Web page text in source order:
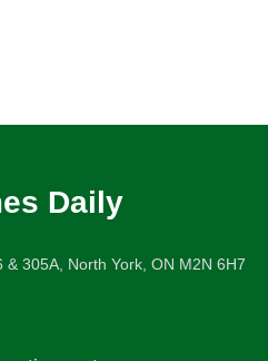
Daily
305A, North York, ON M2N 6H7